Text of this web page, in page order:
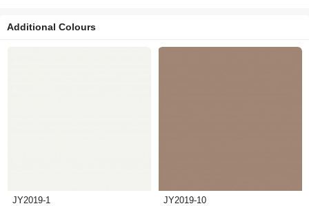
Additional Colours
JY2019-1 JY2019-10